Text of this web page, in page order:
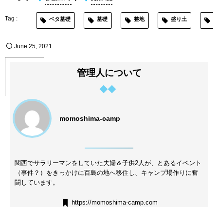
ベタ基礎 基礎 整地 盛り土
June 25,2021
管理人について
momoshima-camp
関西でサラリーマンをしていた夫婦＆子供2人が、とあるイベント
（事件？）をきっかけに百島の地へ移住し、キャンプ場作りに奮
闘しています。
https://momoshima-camp.com